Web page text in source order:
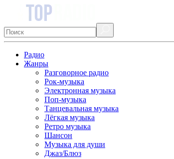
Радио
Жанры
Разговорное радио
Рок-музыка
Электронная музыка
Поп-музыка
Танцевальная музыка
Лёгкая музыка
Ретро музыка
Шансон
Музыка для души
Джаз/Блюз